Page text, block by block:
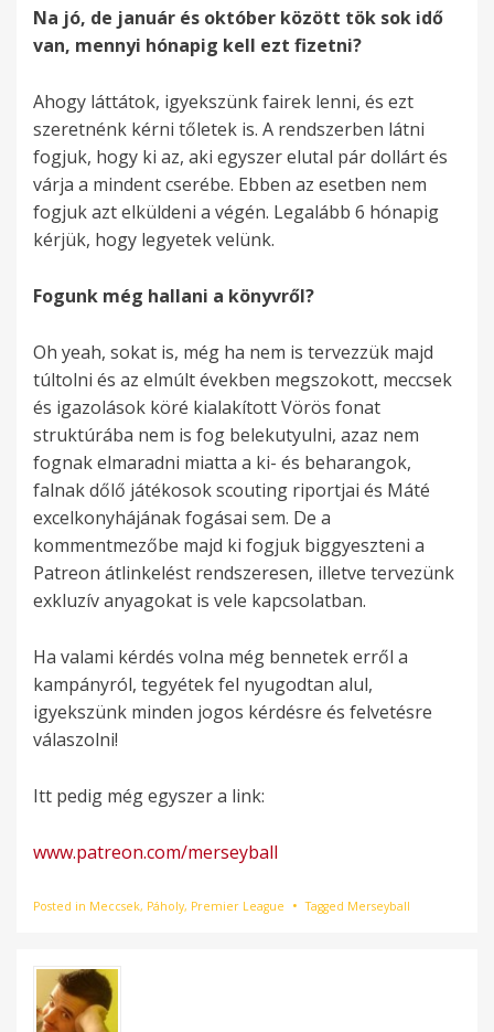
Na jó, de január és október között tök sok idő
van, mennyi hónapig kell ezt fizetni?
Ahogy láttátok, igyekszünk fairek lenni, és ezt
szeretnénk kérni tőletek is. A rendszerben látni
fogjuk, hogy ki az, aki egyszer elutal pár dollárt és
várja a mindent cserébe. Ebben az esetben nem
fogjuk azt elküldeni a végén. Legalább 6 hónapig
kérjük, hogy legyetek velünk.
Fogunk még hallani a könyvről?
Oh yeah, sokat is, még ha nem is tervezzük majd
túltolni és az elmúlt években megszokott, meccsek
és igazolások köré kialakított Vörös fonat
struktúrába nem is fog belekutyulni, azaz nem
fognak elmaradni miatta a ki- és beharangok,
falnak dőlő játékosok scouting riportjai és Máté
excelkonyhájának fogásai sem. De a
kommentmezőbe majd ki fogjuk biggyeszteni a
Patreon átlinkelést rendszeresen, illetve tervezünk
exkluzív anyagokat is vele kapcsolatban.
Ha valami kérdés volna még bennetek erről a
kampányról, tegyétek fel nyugodtan alul,
igyekszünk minden jogos kérdésre és felvetésre
válaszolni!
Itt pedig még egyszer a link:
www.patreon.com/merseyball
Posted in Meccsek, Páholy, Premier League Tagged Merseyball